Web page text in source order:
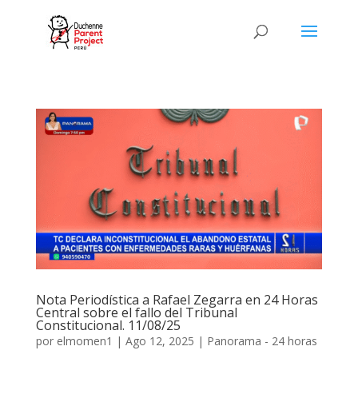
Nota Periodística a Rafael Zegarra en 24 Horas
Central sobre el fallo del Tribunal
Constitucional. 11/08/25
por elmomen1 | Ago 12, 2025 | Panorama - 24 horas